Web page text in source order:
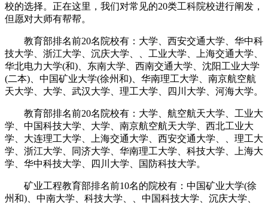
校的选择。正在这里，我们对常见的20类工科院校进行阐发，
但愿对大师有帮帮。
教育部排名前20名院校有：大学、西安交通大学、华中科
技大学、浙江大学、沉庆大学、、工业大学、上海交通大学、
华北电力大学(和)、东南大学、西南交通大学、沈阳工业大学
(二本)、中国矿业大学(徐州和)、华南理工大学、南京航空航
天大学、大学、武汉大学、理工大学、四川大学、河海大学。
教育部排名前20名院校有：大学、航空航天大学、工业大
学、中国科技大学、大学、南京航空航天大学、西北工业大
学、大连理工大学、上海交通大学、西安交通大学、、理工大
学、浙江大学、同济大学、华南理工大学、科技大学、上海大
学、华中科技大学、四川大学、国防科技大学。
矿业工程教育部排名前10名的院校有：中国矿业大学(徐
州和)、中南大学、科技大学、、中国科技大学、沉庆大学、